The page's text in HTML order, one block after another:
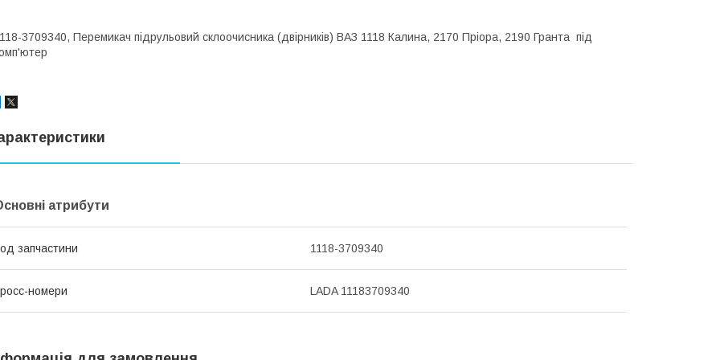
3709340, Перемикач підрульовий склоочисника (двірників) ВАЗ 1118 Калина, 2170 Пріора, 2190 Гранта під
атрибути
запчастини 1118-3709340
номери LADA 11183709340